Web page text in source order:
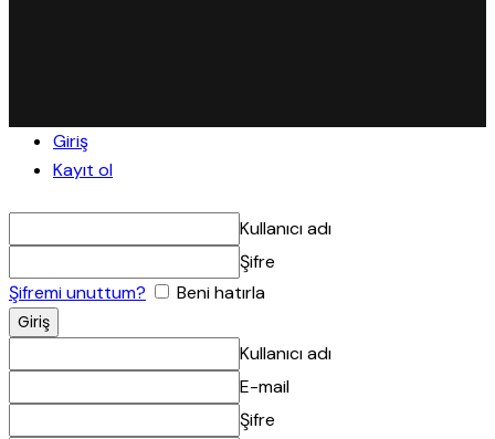
Giriş
Kayıt ol
Kullanıcı adı
Şifre
Şifremi unuttum?
Beni hatırla
Kullanıcı adı
E-mail
Şifre